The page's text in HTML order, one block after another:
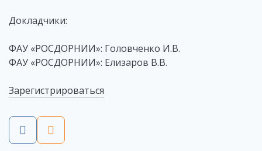
Докладчики:
ФАУ «РОСДОРНИИ»: Головченко И.В.
ФАУ «РОСДОРНИИ»: Елизаров В.В.
Зарегистрироваться